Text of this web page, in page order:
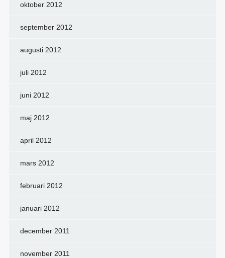
oktober 2012
september 2012
augusti 2012
juli 2012
juni 2012
maj 2012
april 2012
mars 2012
februari 2012
januari 2012
december 2011
november 2011